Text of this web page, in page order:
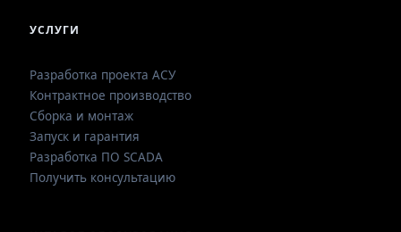
УСЛУГИ
Разработка проекта АСУ
Контрактное производство
Сборка и монтаж
Запуск и гарантия
Разработка ПО SCADA
Получить консультацию